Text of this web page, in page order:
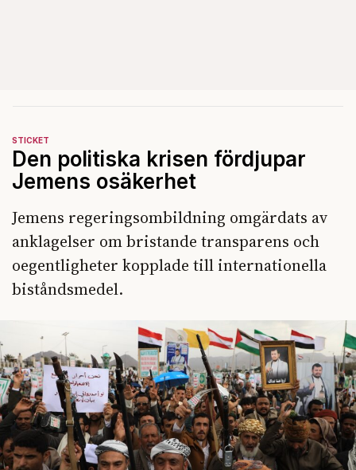
STICKET
Den politiska krisen fördjupar
Jemens osäkerhet
Jemens regeringsombildning omgärdats av
anklagelser om bristande transparens och
oegentligheter kopplade till internationella
biståndsmedel.